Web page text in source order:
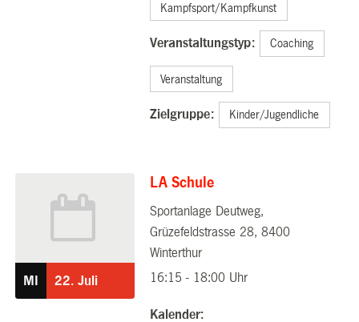
Kampfsport/Kampfkunst
Veranstaltungstyp: Coaching
Veranstaltung
Zielgruppe: Kinder/Jugendliche
MI 22. Juli
LA Schule
Sportanlage Deutweg,
Grüzefeldstrasse 28, 8400
Winterthur
16:15 - 18:00 Uhr
Kalender: